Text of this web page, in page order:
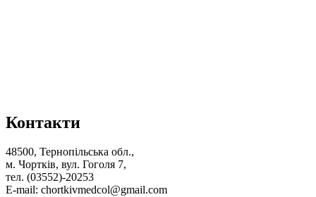
Контакти
48500, Тернопільська обл.,
м. Чортків, вул. Гоголя 7,
тел. (03552)-20253
E-mail: chortkivmedcol@gmail.com